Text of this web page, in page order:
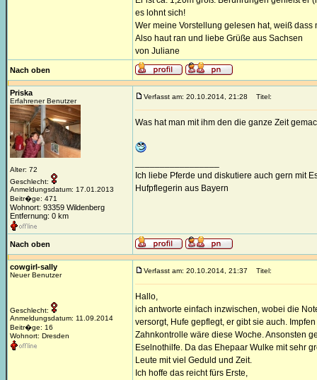
es lohnt sich!
Wer meine Vorstellung gelesen hat, weiß
Also haut ran und liebe Grüße aus Sachsen
von Juliane
Nach oben
Priska
Erfahrener Benutzer
Alter: 72
Geschlecht:
Anmeldungsdatum: 17.01.2013
Beitr�ge: 471
Wohnort: 93359 Wildenberg
Entfernung: 0 km
Verfasst am: 20.10.2014, 21:28 Titel:
Was hat man mit ihm den die ganze Zeit
Ich liebe Pferde und diskutiere auch gern mit
Hufpflegerin aus Bayern
Nach oben
cowgirl-sally
Neuer Benutzer
Geschlecht:
Anmeldungsdatum: 11.09.2014
Beitr�ge: 16
Wohnort: Dresden
Verfasst am: 20.10.2014, 21:37 Titel:
Hallo,
ich antworte einfach inzwischen, wobei die
versorgt, Hufe gepflegt, er gibt sie auch.
Zahnkontrolle wäre diese Woche. Ansonsten
Eselnothilfe. Da das Ehepaar Wulke mit sehr
Leute mit viel Geduld und Zeit.
Ich hoffe das reicht fürs Erste,